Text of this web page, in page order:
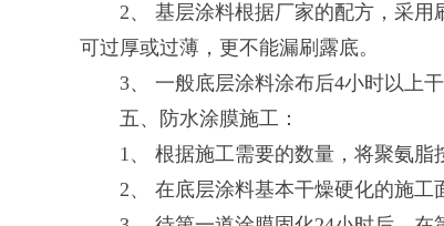
2、 基层涂料根据厂家的配方，采用
可过厚或过薄，更不能漏刷露底。
3、 一般底层涂料涂布后4小时以上干
五、防水涂膜施工：
1、 根据施工需要的数量，将聚氨脂按
2、 在底层涂料基本干燥硬化的施工